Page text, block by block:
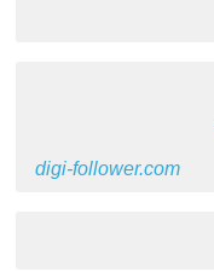
digi-follower.com